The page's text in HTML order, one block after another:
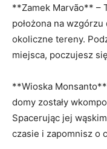
**Zamek Marvão**⁢ –
⁣położona na
okoliczne tereny.
miejsca, poczujesz
**Wioska
domy zostały
Spacerując jej
czasie i zapomnisz o